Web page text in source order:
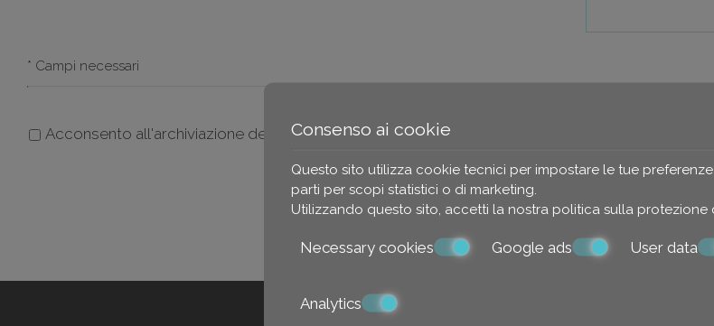
* Campi necessari
Acconsento all'archiviazione dei miei datiConsenso ai cookie
Questo sito utilizza cookie tecnici per impostare le tue
parti per scopi statistici o di marketing.
Utilizzando questo sito, accetti la nostra politica sulla protezione
Necessary cookies Google ads User data
Analytics